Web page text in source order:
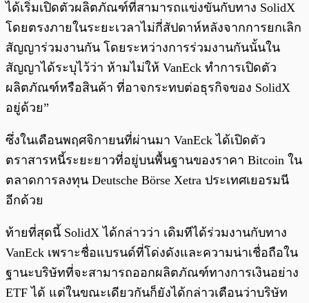
ได้เริ่มเปิดตัวผลิตภัณฑ์ที่สามารถแข่งขันกับทาง SolidX
โดยตรงภายในระยะเวลาไม่กี่สัปดาห์หลังจากการยกเลิก
สัญญาร่วมงานกัน โดยระหว่างการร่วมงานกันนั้นใน
สัญญาได้ระบุไว้ว่า ห้ามไม่ให้ VanEck ทำการเปิดตัว
ผลิตภัณฑ์หรือสินค้า ที่อาจกระทบต่อธุรกิจของ SolidX
อยู่ด้วย”
ซึ่งในเดือนพฤศจิกายนที่ผ่านมา VanEck ได้เปิดตัว
ตราสารหนี้ระยะยาวที่อยู่บนพื้นฐานของราคา Bitcoin ใน
ตลาดการลงทุน Deutsche Börse Xetra ประเทศเยอรมนี
อีกด้วย
ท้ายที่สุดนี้ SolidX ได้กล่าวว่า เดิมทีได้ร่วมงานกับทาง
VanEck เพราะชื่อแบรนด์ที่โด่งดังและความน่าเชื่อถือใน
ฐานะบริษัทที่จะสามารถออกผลิตภัณฑ์ทางการเงินอย่าง
ETF ได้ แต่ในขณะเดียวกันก็ยังได้กล่าวเตือนว่าบริษัท